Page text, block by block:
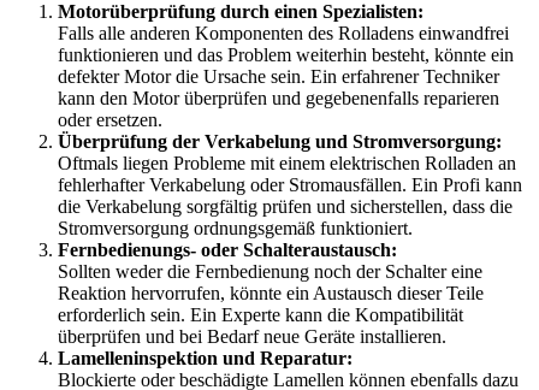
Motorüberprüfung durch einen Spezialisten:
Falls alle anderen Komponenten des Rolladens einwandfrei
funktionieren und das Problem weiterhin besteht, könnte ein
defekter Motor die Ursache sein. Ein erfahrener Techniker
kann den Motor überprüfen und gegebenenfalls reparieren
oder ersetzen.
Überprüfung der Verkabelung und Stromversorgung:
Oftmals liegen Probleme mit einem elektrischen Rolladen an
fehlerhafter Verkabelung oder Stromausfällen. Ein Profi kann
die Verkabelung sorgfältig prüfen und sicherstellen, dass die
Stromversorgung ordnungsgemäß funktioniert.
Fernbedienungs- oder Schalteraustausch:
Sollten weder die Fernbedienung noch der Schalter eine
Reaktion hervorrufen, könnte ein Austausch dieser Teile
erforderlich sein. Ein Experte kann die Kompatibilität
überprüfen und bei Bedarf neue Geräte installieren.
Lamelleninspektion und Reparatur:
Blockierte oder beschädigte Lamellen können ebenfalls dazu